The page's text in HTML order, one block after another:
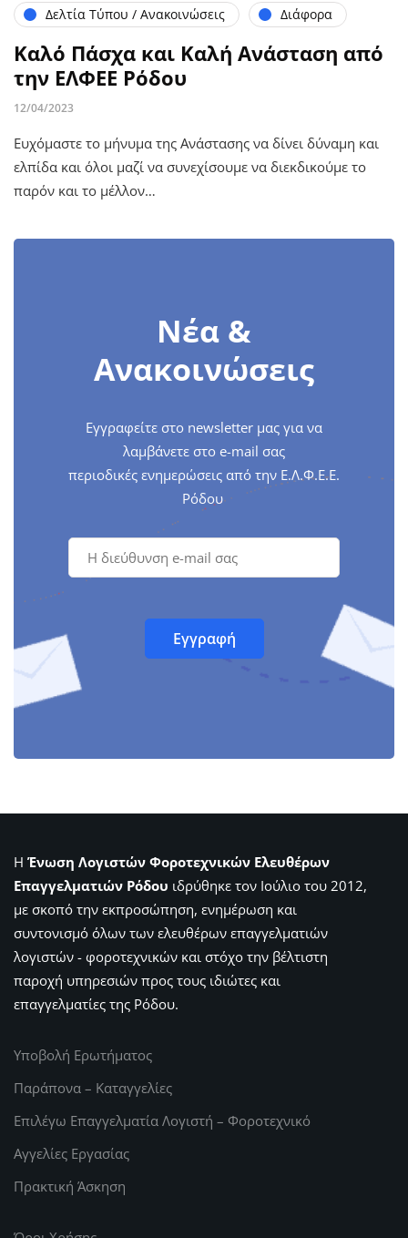
Δελτία Τύπου / Ανακοινώσεις Διάφορα
Καλό Πάσχα και Καλή Ανάσταση από
την ΕΛΦΕΕ Ρόδου
12/04/2023
Ευχόμαστε το μήνυμα της Ανάστασης να δίνει δύναμη και
ελπίδα και όλοι μαζί να συνεχίσουμε να διεκδικούμε το
παρόν και το μέλλον…
Νέα &
Ανακοινώσεις
Εγγραφείτε στο newsletter μας για να
λαμβάνετε στο e-mail σας
περιοδικές ενημερώσεις από την Ε.Λ.Φ.Ε.Ε.
Ρόδου
Η Ένωση Λογιστών Φοροτεχνικών Ελευθέρων
Επαγγελματιών Ρόδου ιδρύθηκε τον Ιούλιο του 2012,
με σκοπό την εκπροσώπηση, ενημέρωση και
συντονισμό όλων των ελευθέρων επαγγελματιών
λογιστών - φοροτεχνικών και στόχο την βέλτιστη
παροχή υπηρεσιών προς τους ιδιώτες και
επαγγελματίες της Ρόδου.
Υποβολή Ερωτήματος
Παράπονα – Καταγγελίες
Επιλέγω Επαγγελματία Λογιστή – Φοροτεχνικό
Αγγελίες Εργασίας
Πρακτική Άσκηση